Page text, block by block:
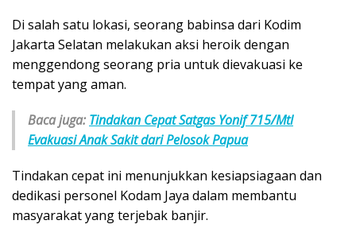
Di salah satu lokasi, seorang babinsa dari Kodim
Jakarta Selatan melakukan aksi heroik dengan
menggendong seorang pria untuk dievakuasi ke
tempat yang aman.
Baca juga: Tindakan Cepat Satgas Yonif 715/Mtl
Evakuasi Anak Sakit dari Pelosok Papua
Tindakan cepat ini menunjukkan kesiapsiagaan dan
dedikasi personel Kodam Jaya dalam membantu
masyarakat yang terjebak banjir.